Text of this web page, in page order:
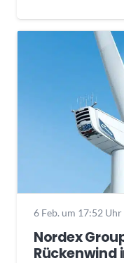
6 Feb. um 17:52 Uhr
Nordex
Rückenwind